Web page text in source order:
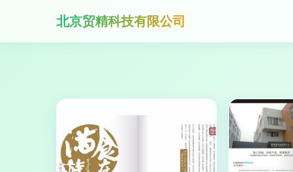
北京贸精科技有限公司